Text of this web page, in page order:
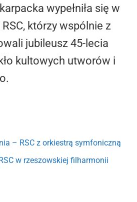
wypełniła się w
którzy wspólnie z
jubileusz 45-lecia
kultowych utworów i
– RSC z orkiestrą symfoniczną
w rzeszowskiej filharmonii